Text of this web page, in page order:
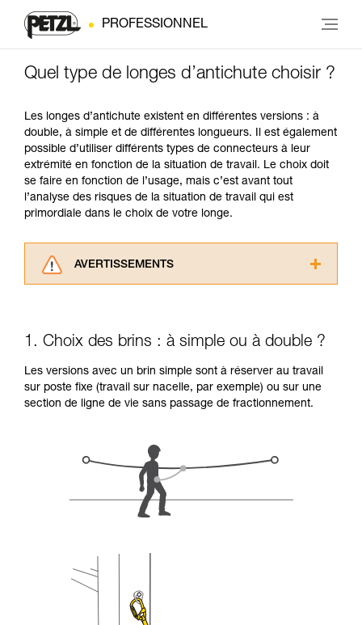
PROFESSIONNEL
Quel type de longes d’antichute choisir ?
Les longes d’antichute existent en différentes versions : à
double, à simple et de différentes longueurs. Il est également
possible d’utiliser différents types de connecteurs à leur
extrémité en fonction de la situation de travail. Le choix doit
se faire en fonction de l’usage, mais c’est avant tout
l’analyse des risques de la situation de travail qui est
primordiale dans le choix de votre longe.
AVERTISSEMENTS
informations de la notice technique pour
d’informations.
Maîtriser ces techniques nécessite une
formation et un entraînement spécifique. Validez
de la reproduire en autonomie.
Nous donnons des exemples de techniques
liées à votre activité. Il peut en exister d’autres
que nous ne décrivons pas ici.
1. Choix des brins : à simple ou à double ?
Les versions avec un brin simple sont à réserver au travail
sur poste fixe (travail sur nacelle, par exemple) ou sur une
section de ligne de vie sans passage de fractionnement.